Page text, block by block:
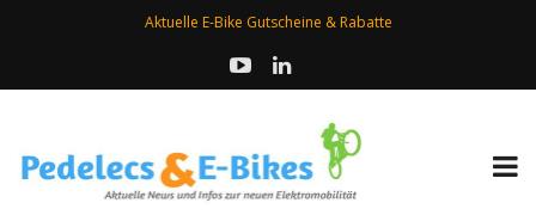
Aktuelle E-Bike Gutscheine & Rabatte